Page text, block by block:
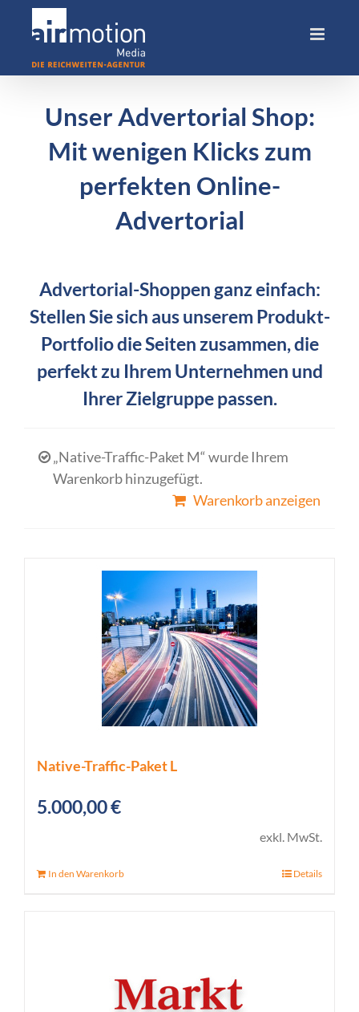
Unser Advertorial Shop:
Mit wenigen Klicks zum
perfekten Online-
Advertorial
Advertorial-Shoppen ganz einfach:
Stellen Sie sich aus unserem Produkt-
Portfolio die Seiten zusammen, die
perfekt zu Ihrem Unternehmen und
Ihrer Zielgruppe passen.
„Native-Traffic-Paket M“ wurde Ihrem
Warenkorb hinzugefügt.
Warenkorb anzeigen
Native-Traffic-Paket L
5.000,00€
exkl. MwSt.
In den Warenkorb Details